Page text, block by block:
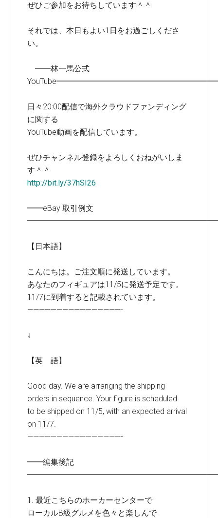
ぜひご参加をお待ちしています＾＾
それでは、本日もよい1日をお過ごしくださ
い。
━━林一馬公式
日々20:00配信で海外クラウドファンディング
に関する
YouTube動画を配信しています。
ぜひチャンネル登録をよろしくおねがいしま
す＾＾
http://bit.ly/37hSI26
━━eBay 取引例文
【日本語】
こんにちは。ご注文順に発送しています。
あなたのフィギュアは11/5に発送予定です。
11/7に到着すると記載されています。
————————————————-
↓
【英 語】
Good day. We are arranging the shipping
orders in sequence. Your figure is scheduled
to be shipped on 11/5, with an expected arrival
on 11/7.
————————————————-
━━編集後記
1. 最近こちらのホーカーセンターで
ローカルB級グルメを色々と楽しんで